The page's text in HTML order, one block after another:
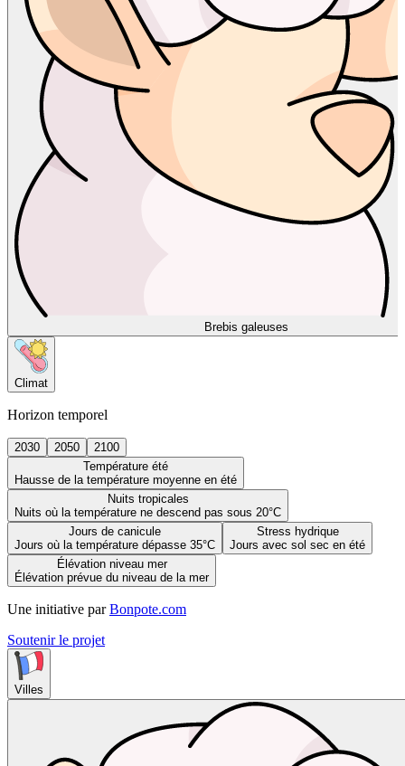
Brebis galeuses
Climat
Horizon temporel
2030 2050
2100
Température été
Hausse de la température moyenne en été
Nuits tropicales
Nuits où la température ne descend pas sous 20°C
Jours de canicule
Jours où la température dépasse 35°C
Stress hydrique
Jours avec sol sec en été
Élévation niveau mer
Élévation prévue du niveau de la mer
Une initiative par Bonpote.com
Soutenir le projet
Villes